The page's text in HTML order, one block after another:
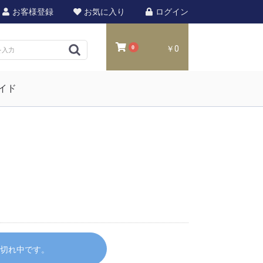
お客様登録 お気に入り ログイン
0 ￥0
ド
れ中です。